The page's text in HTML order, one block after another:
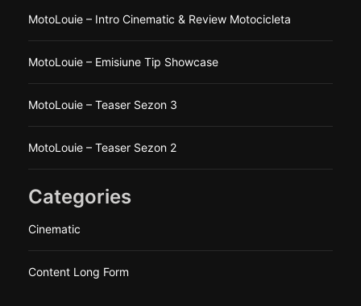
MotoLouie – Intro Cinematic & Review Motocicleta
MotoLouie – Emisiune Tip Showcase
MotoLouie – Teaser Sezon 3
MotoLouie – Teaser Sezon 2
Categories
Cinematic
Content Long Form